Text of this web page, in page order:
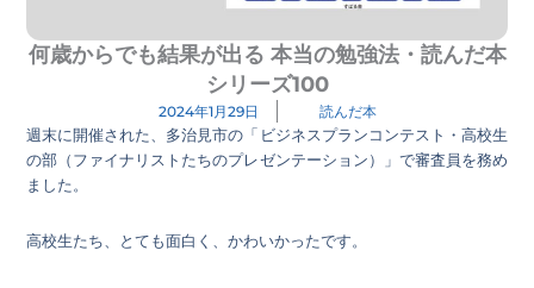
何歳からでも結果が出る 本当の勉強法・読んだ本
シリーズ100
2024年1月29日 読んだ本
週末に開催された、多治見市の「ビジネスプランコンテスト・高校生
の部（ファイナリストたちのプレゼンテーション）」で審査員を務め
ました。
高校生たち、とても面白く、かわいかったです。